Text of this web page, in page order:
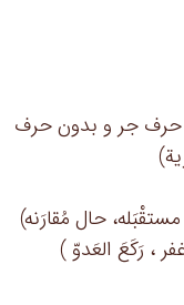
حرف جر و بدون حرف
حال مُقارَنه)
، رَكَعَ العَدوّ )